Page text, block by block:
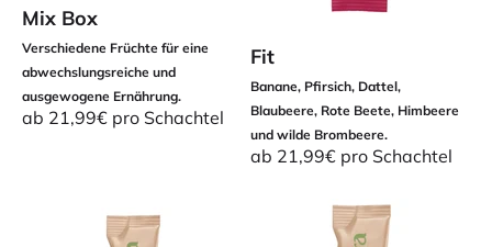
Mix Box
Verschiedene Früchte für eine
abwechslungsreiche und
ausgewogene Ernährung.
Angebot
ab 21,99€ pro Schachtel
Fit
Banane, Pfirsich, Dattel,
Blaubeere, Rote Beete, Himbeere
und wilde Brombeere.
Angebot
ab 21,99€ pro Schachtel